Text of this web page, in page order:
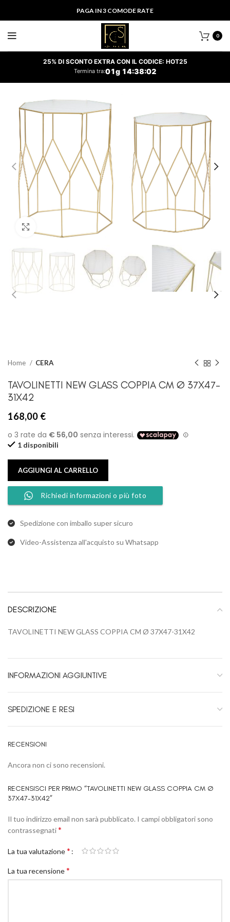
PAGA IN 3 COMODE RATE
0
25% DI SCONTO EXTRA CON IL CODICE: HOT25
Termina tra:01g 14:38:02
Clicca per ingrandire
Home CERA
TAVOLINETTI NEW GLASS COPPIA CM Ø 37X47-
31X42
168,00 €
1 disponibili
AGGIUNGI AL CARRELLO
Richiedi informazioni o più foto
Spedizione con imballo super sicuro
Video-Assistenza all'acquisto su Whatsapp
DESCRIZIONE
TAVOLINETTI NEW GLASS COPPIA CM Ø 37X47-31X42
INFORMAZIONI AGGIUNTIVE
SPEDIZIONE E RESI
RECENSIONI
Ancora non ci sono recensioni.
RECENSISCI PER PRIMO “TAVOLINETTI NEW GLASS COPPIA CM Ø
37X47-31X42”
Il tuo indirizzo email non sarà pubblicato. I campi obbligatori sono
contrassegnati*
La tua valutazione*
La tua recensione*